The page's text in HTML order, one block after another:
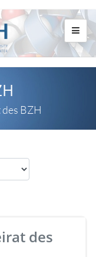
BZH
des